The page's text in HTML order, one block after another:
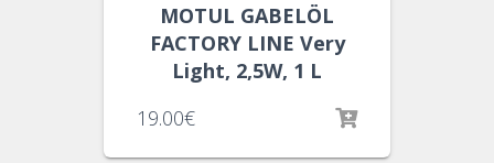
MOTUL GABELÖL
FACTORY LINE Very
Light, 2,5W, 1 L
19.00€